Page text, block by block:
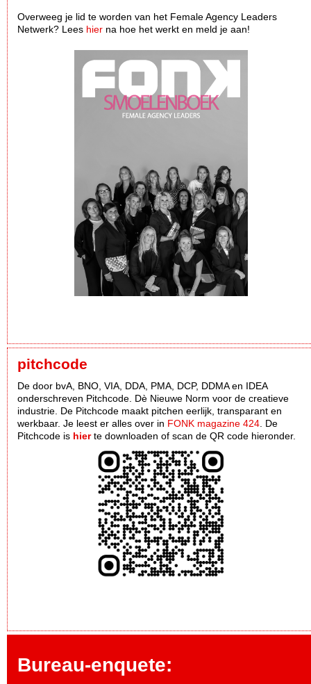
Overweeg je lid te worden van het Female Agency Leaders
Netwerk? Lees hier na hoe het werkt en meld je aan!
pitchcode
De door bvA, BNO, VIA, DDA, PMA, DCP, DDMA en IDEA
onderschreven Pitchcode. Dè Nieuwe Norm voor de creatieve
industrie. De Pitchcode maakt pitchen eerlijk, transparant en
werkbaar. Je leest er alles over in FONK magazine 424 . De
Pitchcode is hierte downloaden of scan de QR code hieronder.
Bureau-enquete: